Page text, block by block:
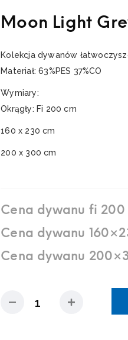
Moon Light
Kolekcja dywanów
Materiał: 63%PES 37%CO
Wymiary:
Okrągły: Fi 200 cm
160 x 230 cm
200 x 300 cm
Cena dywanu fi 200
Cena dywanu
Cena dywanu